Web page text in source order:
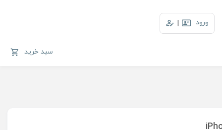
ورود |
سبد خرید